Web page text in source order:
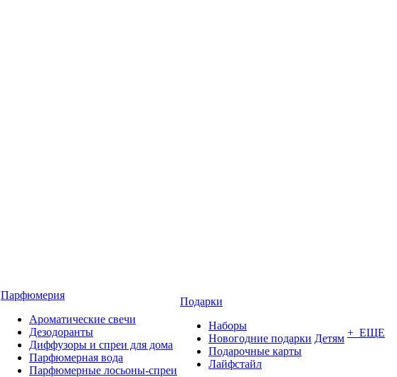
Парфюмерия
Ароматические свечи
Дезодоранты
Диффузоры и спреи для дома
Парфюмерная вода
Парфюмерные лосьоны-спреи
Подарки
Наборы
Новогодние подарки
Подарочные карты
Лайфстайл
Детям + ЕЩЕ